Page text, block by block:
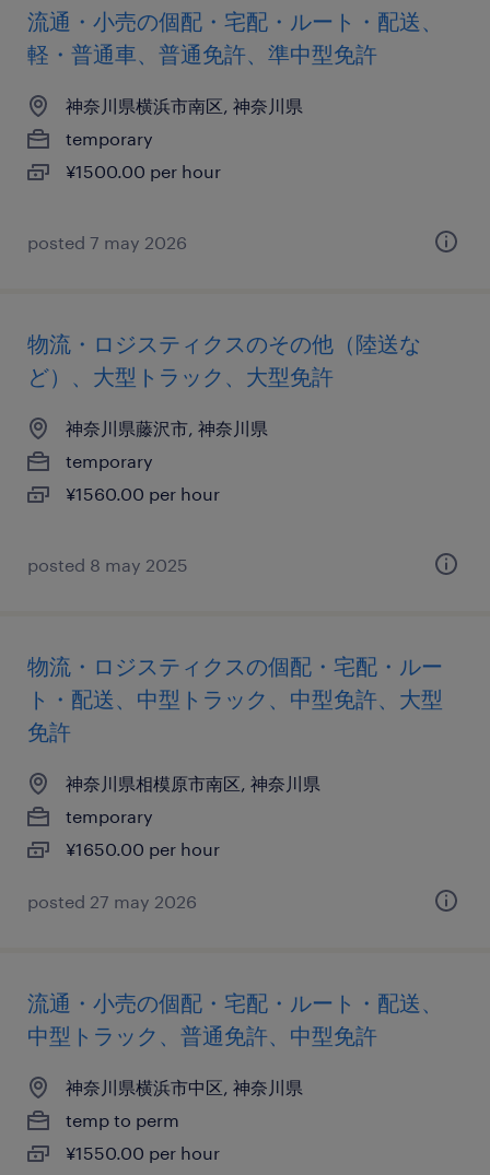
流通・小売の個配・宅配・ルート・配送、
軽・普通車、普通免許、準中型免許
神奈川県横浜市南区, 神奈川県
temporary
¥1500.00 per hour
posted 7 may 2026
物流・ロジスティクスのその他（陸送な
ど）、大型トラック、大型免許
神奈川県藤沢市, 神奈川県
temporary
¥1560.00 per hour
posted 8 may 2025
物流・ロジスティクスの個配・宅配・ルー
ト・配送、中型トラック、中型免許、大型
免許
神奈川県相模原市南区, 神奈川県
temporary
¥1650.00 per hour
posted 27 may 2026
流通・小売の個配・宅配・ルート・配送、
中型トラック、普通免許、中型免許
神奈川県横浜市中区, 神奈川県
temp to perm
¥1550.00 per hour